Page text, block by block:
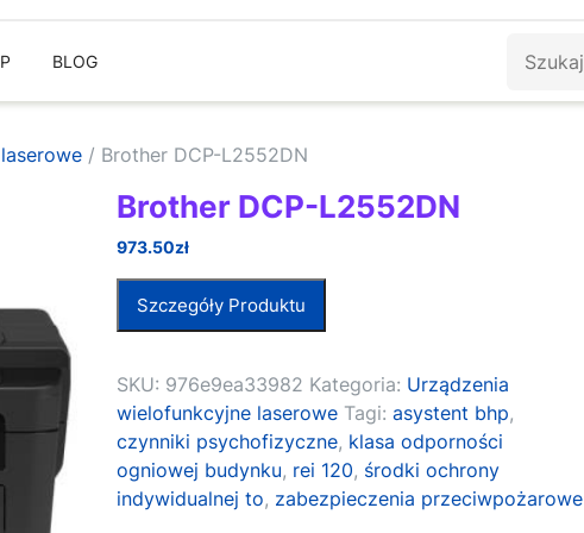
BLOG
/ Brother DCP-L2552DN
Brother DCP-L2552DN
973.50zł
Szczegóły Produktu
SKU: 976e9ea33982 Kategoria: Urządzenia
wielofunkcyjne laserowe Tagi:asystent bhp,
czynniki psychofizyczne, klasa odporności
ogniowej budynku, rei 120, środki ochrony
indywidualnej to, zabezpieczenia przeciwpożarowe